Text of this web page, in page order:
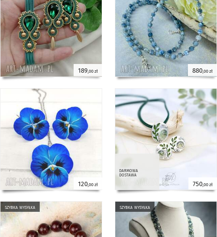
189,00 zł 880,00 zł
120,00 zł
darmowa
dostawa
750,00 zł
szybka wysyłka szybka wysyłka